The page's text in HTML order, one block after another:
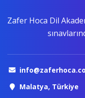
Zafer Hoca Dil
Malatya, Türkiye